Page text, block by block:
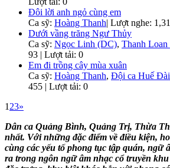
Đôi lời anh ngỏ cùng em
Ca sỹ: Hoàng Thanh| Lượt nghe:
Dưới vầng trăng Ngư Thủy
Ca sỹ: Ngọc Linh (DC), Thanh Loan
93 | Lượt tải: 0
Em đi trồng cây mùa xuân
Ca sỹ: Hoàng Thanh, Đội ca Huế
455 | Lượt tải: 0
1 23»
Dân ca Quảng Bình, Quảng Trị, Thừa
nhất. Với những đặc điểm về điều kiện,
cùng các yếu tố phong tục tập quán, ngữ
ra trong ngôn ngữ âm nhạc cổ truyền khu